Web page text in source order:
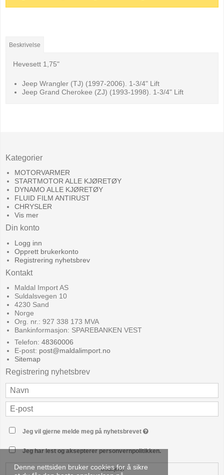
Denne nettsiden bruker cookies for å sikre
Beskrivelse
Hevesett 1,75"
Jeep Wrangler (TJ) (1997-2006). 1-3/4" Lift
Jeep Grand Cherokee (ZJ) (1993-1998). 1-3/4" Lift
Kategorier
MOTORVARMER
STARTMOTOR ALLE KJØRETØY
DYNAMO ALLE KJØRETØY
FLUID FILM ANTIRUST
CHRYSLER
Vis mer
Din konto
Logg inn
Opprett brukerkonto
Registrering nyhetsbrev
Kontakt
Maldal Import AS
Suldalsvegen 10
4230 Sand
Norge
Org. nr.: 927 338 173 MVA
Bankinformasjon: SPAREBANKEN VEST
Telefon: 48360006
E-post: post@maldalimport.no
Sitemap
Registrering nyhetsbrev
Jeg vil gjerne melde meg på nyhetsbrevet
Jeg har lest og aksepterer personvernpolitikken.
Godkjenn